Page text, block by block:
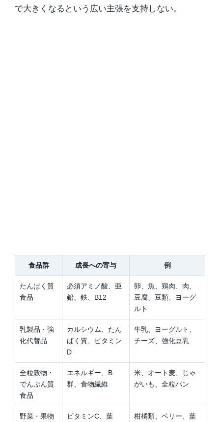
で大きくなるという広い主張を支持しない。
食品群 成長への寄与 例
たんぱく質
食品
必須アミノ酸、亜
鉛、鉄、B12
卵、魚、鶏肉、肉、
豆腐、豆類、ヨーグ
ルト
乳製品・強
化代替品
カルシウム、たん
ぱく質、ビタミン
D
牛乳、ヨーグルト、
チーズ、強化豆乳
全粒穀物・
でんぷん質
食品
エネルギー、B
群、食物繊維
米、オート麦、じゃ
がいも、全粒パン
野菜・果物
ビタミンC、葉
柑橘類、ベリー、葉